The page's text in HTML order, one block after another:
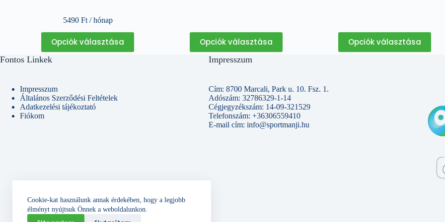
Cookie-kat használunk annak érdekében, hogy a legjobb
élményt nyújtsuk Önnek a weboldalunkon.
5490 Ft / hónap
Opciók választása
Ennek
a
terméknek
változatok
a
Opciók választása
Ennek
a
terméknek
több
A
változatok
a
termékoldalon
választhatók
Opciók választása
Ennek
a
terméknek
Fontos Linkek
Impresszum
Általános Szerződési Feltételek
Adatkezelési tájékoztató
Fiókom
Impresszum
Cím: 8700 Marcali, Park u. 10. Fsz. 1.
Adószám: 32786329-1-14
Cégjegyzékszám: 14-09-321529
Telefonszám: +36306559410
E-mail cím: info@sportmanji.hu